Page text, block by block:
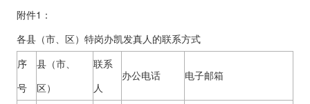
附件1：
各县（市、区）特岗办凯发真人的联系方式
序
号
县（市、
区）
联系
人
办公电话 电子邮箱